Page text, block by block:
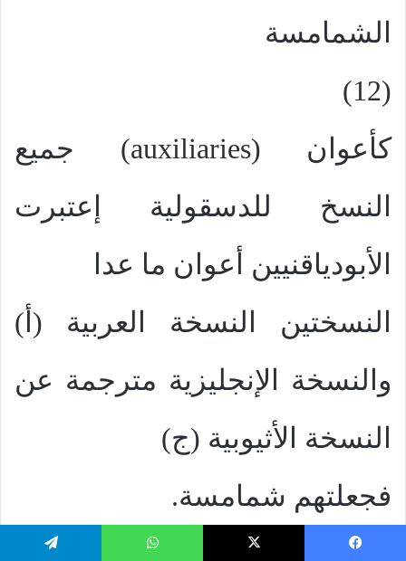
الشمامسة
(12)
كأعوان (auxiliaries) جميع
النسخ للدسقولية إعتبرت
الأبودياقنيين أعوان ما عدا
النسختين النسخة العربية (أ)
والنسخة الإنجليزية مترجمة عن
النسخة الأثيوبية (ج)
فجعلتهم شمامسة.